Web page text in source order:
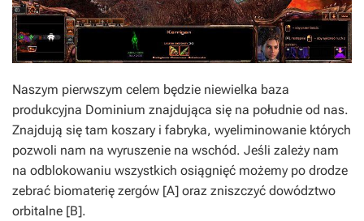
Naszym pierwszym celem będzie niewielka baza
produkcyjna Dominium znajdująca się na południe od nas.
Znajdują się tam koszary i fabryka, wyeliminowanie których
pozwoli nam na wyruszenie na wschód. Jeśli zależy nam
na odblokowaniu wszystkich osiągnięć możemy po drodze
zebrać biomaterię zergów [A] oraz zniszczyć dowództwo
orbitalne [B].